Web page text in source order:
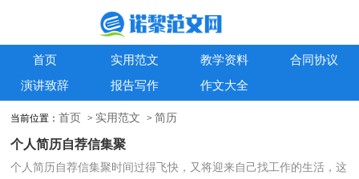
首页 实用范文 教学资料
合同协议
演讲致辞
报告写作 作文大全
当前位置：首页 > 实用范文 >简历
个人简历自荐信集聚
个人简历自荐信集聚时间过得飞快，又将迎来自己找工作的生活，这